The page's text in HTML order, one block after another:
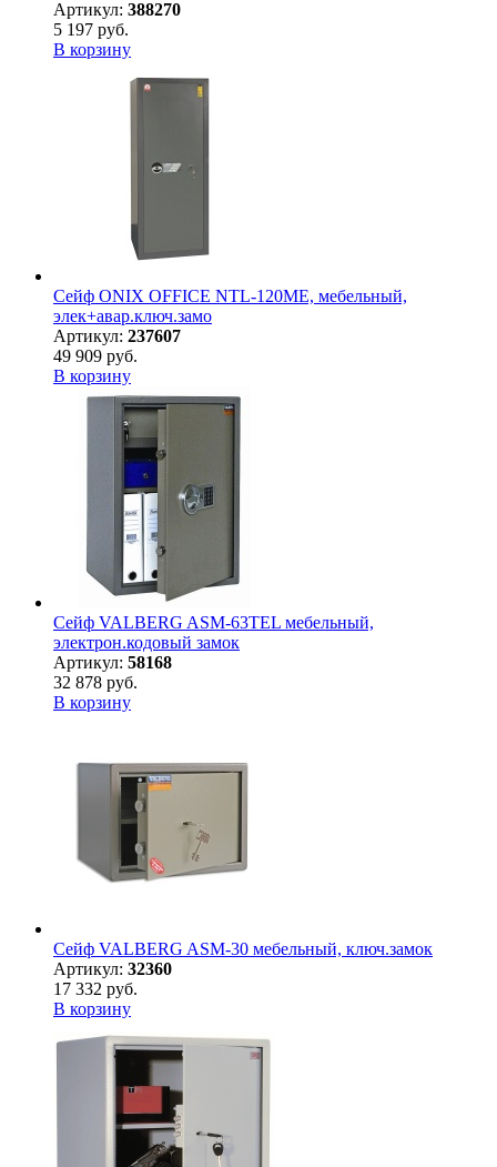
Артикул: 388270
5 197 руб.
В корзину
Сейф ONIX OFFICE NTL-120ME, мебельный,
элек+авар.ключ.замо
Артикул: 237607
49 909 руб.
В корзину
Сейф VALBERG ASM-63TEL мебельный,
электрон.кодовый замок
Артикул: 58168
32 878 руб.
В корзину
Сейф VALBERG ASM-30 мебельный, ключ.замок
Артикул: 32360
17 332 руб.
В корзину